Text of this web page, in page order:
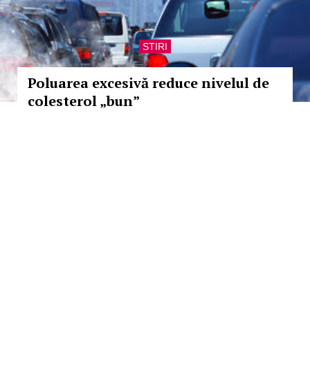
STIRI
Poluarea excesivă reduce nivelul de
colesterol „bun”